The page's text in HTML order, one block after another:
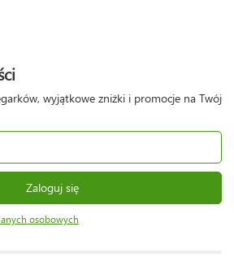
wyjątkowe zniżki i promocje na Twój
Zaloguj się
osobowych